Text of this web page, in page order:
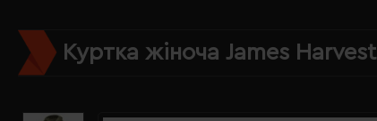
Куртка жіноча James